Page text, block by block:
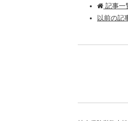
記事一
以前の記